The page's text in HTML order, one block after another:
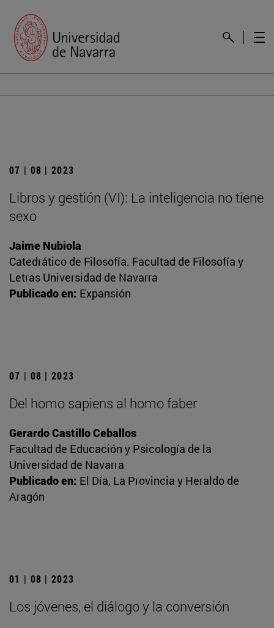
07 | 08 | 2023
Libros y gestión (VI): La inteligencia no tiene
sexo
Jaime Nubiola
Catedrático de Filosofía. Facultad de Filosofía y
Letras Universidad de Navarra
Publicado en: Expansión
07 | 08 | 2023
Del homo sapiens al homo faber
Gerardo Castillo Ceballos
Facultad de Educación y Psicología de la
Universidad de Navarra
Publicado en: El Día, La Provincia y Heraldo de
Aragón
01 | 08 | 2023
Los jóvenes, el diálogo y la conversión